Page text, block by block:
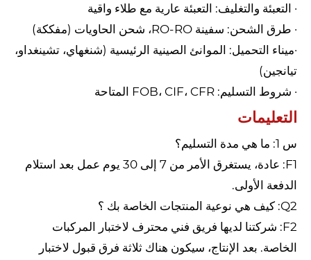
· التعبئة والتغليف: التعبئة عارية مع طلاء واقية
· طرق الشحن: سفينة RO-RO، شحن الحاويات (مفككة)
·ميناء التحميل: الموانئ الصينية الرئيسية (شنغهاي، تشينغداو،
تيانجين)
· شروط التسليم: FOB، CIF، CFR المتاحة
التعليمات
س 1: ما هي مدة التسليم؟
F1: عادة، يستغرق الأمر من 7 إلى 30 يوم عمل بعد استلام
الدفعة الأولى.
Q2: كيف هي نوعية المنتجات الخاصة بك ؟
F2: شركتنا لديها فريق فني محترف لاختبار المركبات
الخاصة. بعد الإنتاج، سيكون هناك ثلاثة فرق قبول لاختبار